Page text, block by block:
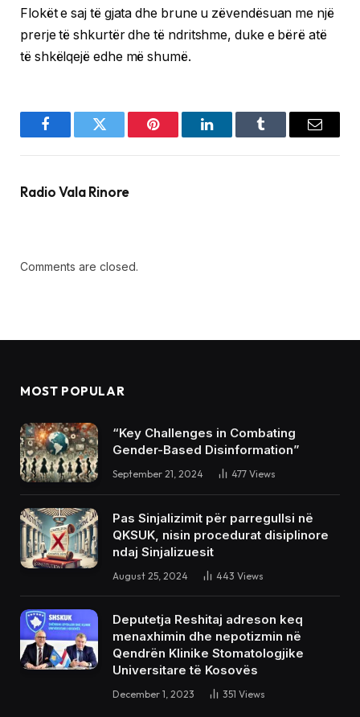
Flokët e saj të gjata dhe brune u zëvendësuan me një
prerje të shkurtër dhe të ndritshme, duke e bërë atë
të shkëlqejë edhe më shumë.
FacebookTwitter Pinterest LinkedInTumblr Email
Radio Vala Rinore
Comments are closed.
MOST POPULAR
“Key Challenges in Combating
Gender-Based Disinformation”
September 21, 2024 477 Views
Pas Sinjalizimit për parregullsi në
QKSUK, nisin procedurat disiplinore
ndaj Sinjalizuesit
August 25, 2024 443 Views
Deputetja Reshitaj adreson keq
menaxhimin dhe nepotizmin në
Qendrën Klinike Stomatologjike
Universitare të Kosovës
December 1, 2023 351 Views